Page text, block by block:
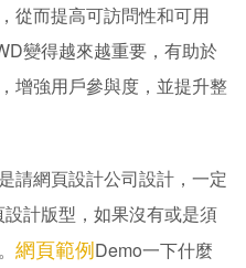
從而提高可訪問性和可用
變得越來越重要，有助於
增強用戶參與度，並提升整
請網頁設計公司設計，一定
計版型，如果沒有或是須
網頁範例Demo一下什麼